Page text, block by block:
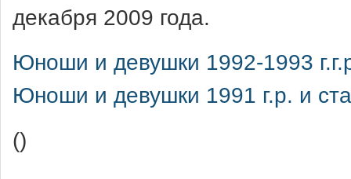
декабря 2009 года.
Юноши и девушки 1992-1993
Юноши и девушки 1991 г.р. и
()